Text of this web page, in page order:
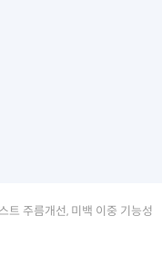
트 주름개선, 미백 이중 기능성